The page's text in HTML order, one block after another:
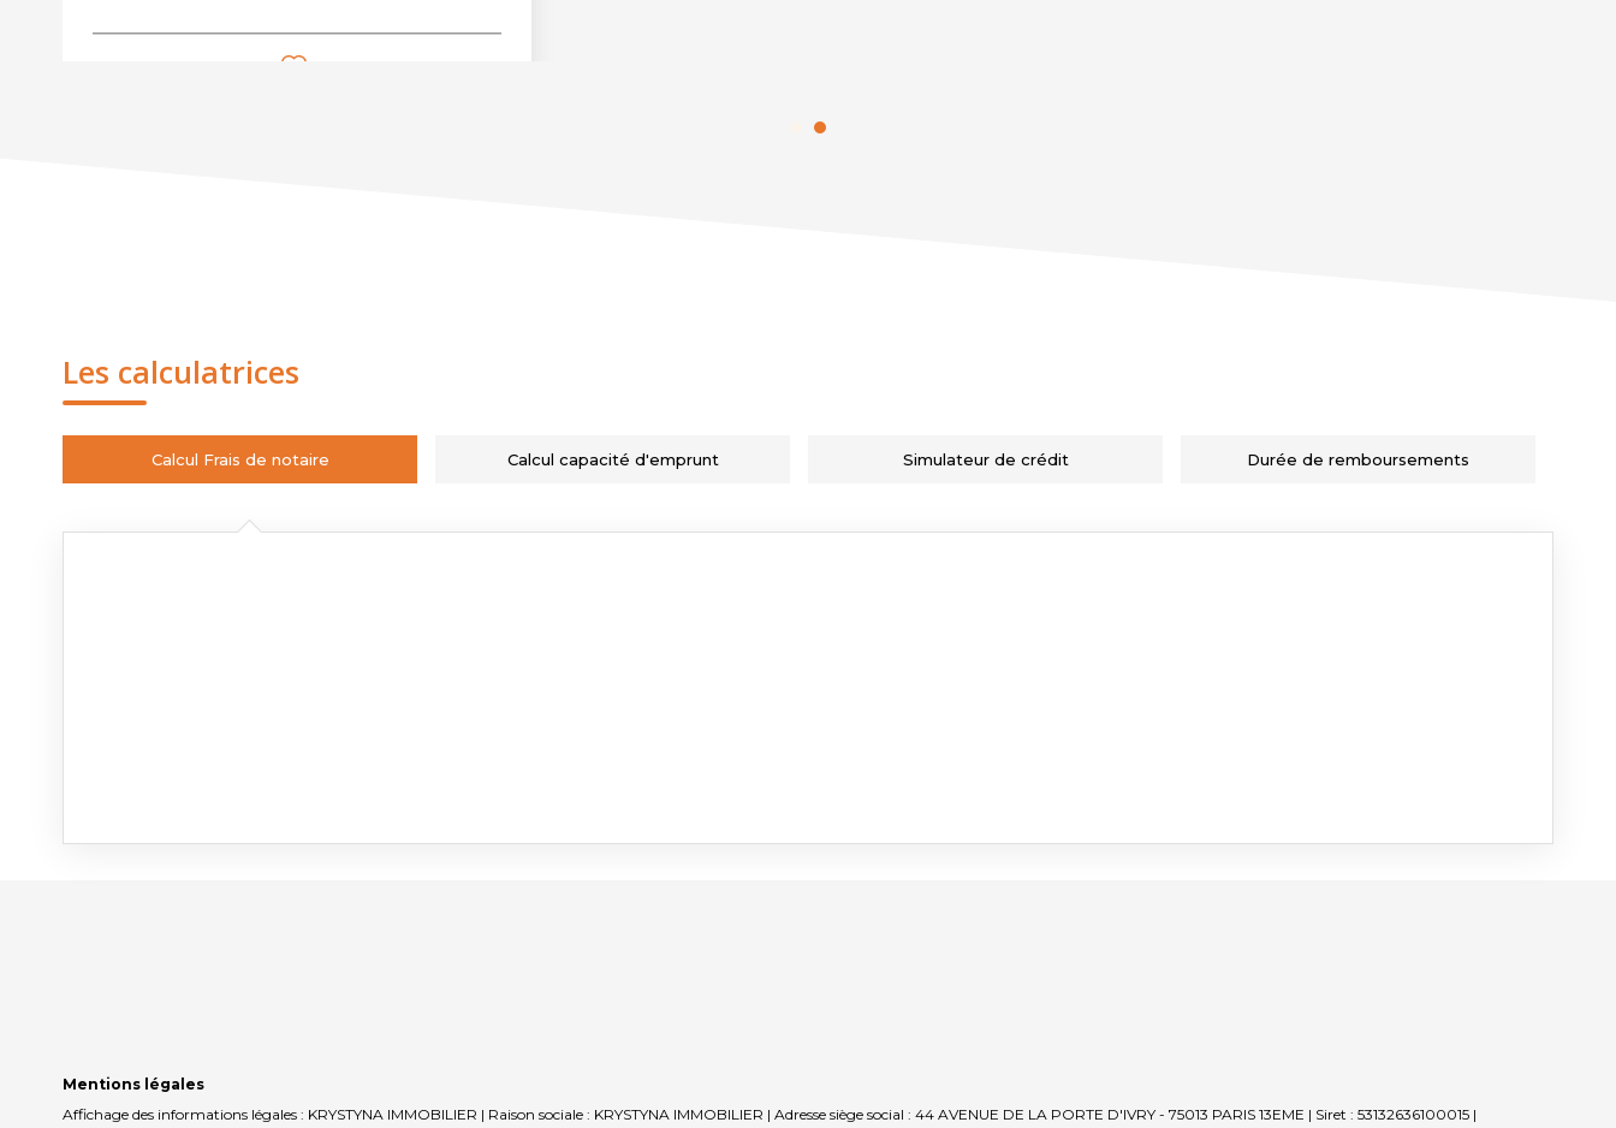
Les calculatrices
Calcul Frais de notaire Calcul capacité d'emprunt Simulateur de crédit Durée de remboursements
Mentions légales
Affichage des informations légales : KRYSTYNA IMMOBILIER | Raison sociale : KRYSTYNA IMMOBILIER | Adresse siège social : 44 AVENUE DE LA PORTE D'IVRY - 75013 PARIS 13EME | Siret : 53132636100015 |